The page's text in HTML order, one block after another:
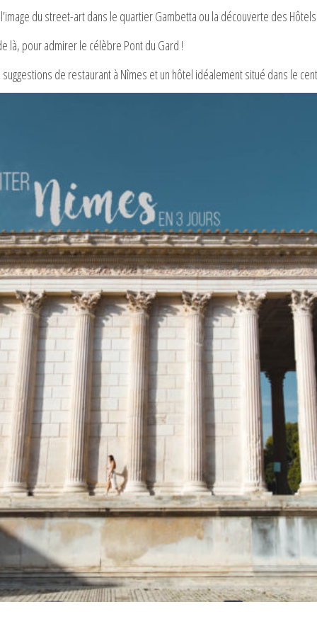
du street-art dans le quartier Gambetta ou la découverte des
là, pour admirer le célèbre Pont du Gard !
de restaurant à Nîmes et un hôtel idéalement situé dans le